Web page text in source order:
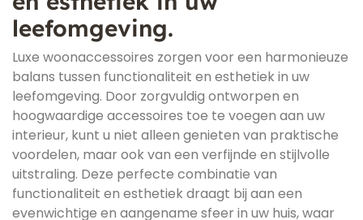
leefomgeving.
Luxe woonaccessoires zorgen voor een harmonieuze
balans tussen functionaliteit en esthetiek in uw
leefomgeving. Door zorgvuldig ontworpen en
hoogwaardige accessoires toe te voegen aan uw
interieur, kunt u niet alleen genieten van praktische
voordelen, maar ook van een verfijnde en stijlvolle
uitstraling. Deze perfecte combinatie van
functionaliteit en esthetiek draagt bij aan een
evenwichtige en aangename sfeer in uw huis, waar